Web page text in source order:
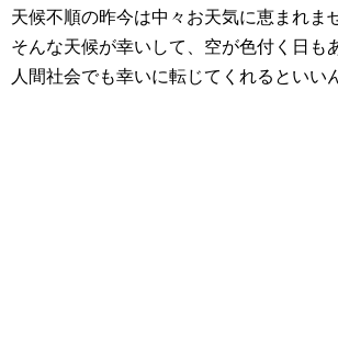
天候不順の昨今は中々お天気に恵まれま
そんな天候が幸いして、空が色付く日も
人間社会でも幸いに転じてくれるといい